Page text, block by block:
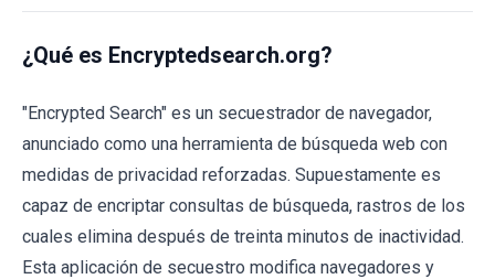
¿Qué es Encryptedsearch.org?
"Encrypted Search" es un secuestrador de navegador,
anunciado como una herramienta de búsqueda web con
medidas de privacidad reforzadas. Supuestamente es
capaz de encriptar consultas de búsqueda, rastros de los
cuales elimina después de treinta minutos de inactividad.
Esta aplicación de secuestro modifica navegadores y